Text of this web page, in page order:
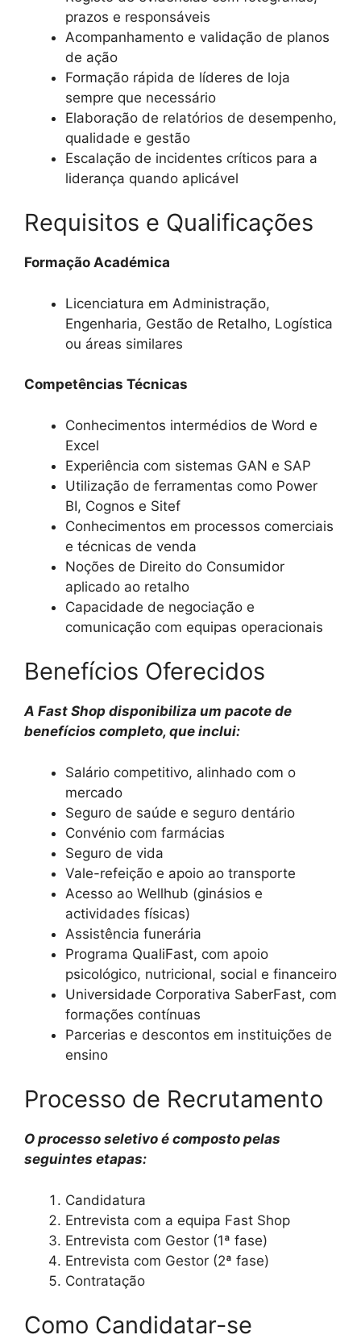
prazos e responsáveis
Acompanhamento e validação de planos
de ação
Formação rápida de líderes de loja
sempre que necessário
Elaboração de relatórios de desempenho,
qualidade e gestão
Escalação de incidentes críticos para a
liderança quando aplicável
Requisitos e Qualificações
Formação Académica
Licenciatura em Administração,
Engenharia, Gestão de Retalho, Logística
ou áreas similares
Competências Técnicas
Conhecimentos intermédios de Word e
Excel
Experiência com sistemas GAN e SAP
Utilização de ferramentas como Power
BI, Cognos e Sitef
Conhecimentos em processos comerciais
e técnicas de venda
Noções de Direito do Consumidor
aplicado ao retalho
Capacidade de negociação e
comunicação com equipas operacionais
Benefícios Oferecidos
A Fast Shop disponibiliza um pacote de
benefícios completo, que inclui:
Salário competitivo, alinhado com o
mercado
Seguro de saúde e seguro dentário
Convénio com farmácias
Seguro de vida
Vale-refeição e apoio ao transporte
Acesso ao Wellhub (ginásios e
actividades físicas)
Assistência funerária
Programa QualiFast, com apoio
psicológico, nutricional, social e financeiro
Universidade Corporativa SaberFast, com
formações contínuas
Parcerias e descontos em instituições de
ensino
Processo de Recrutamento
O processo seletivo é composto pelas
seguintes etapas:
Candidatura
Entrevista com a equipa Fast Shop
Entrevista com Gestor (1ª fase)
Entrevista com Gestor (2ª fase)
Contratação
Como Candidatar-se